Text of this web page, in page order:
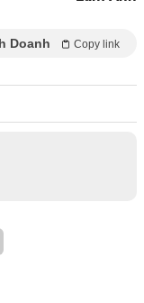
Doanh Copy link